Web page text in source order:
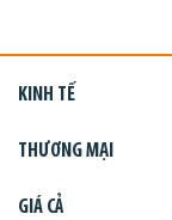
KINH TẾ
THƯƠNG MẠI
GIÁ CẢ